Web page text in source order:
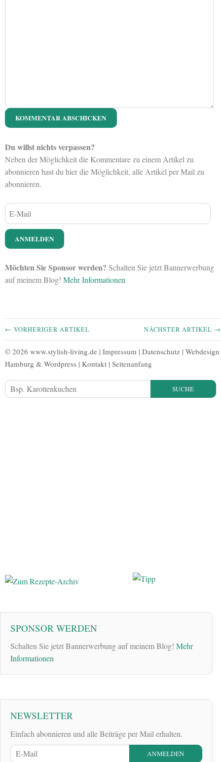
Du willst nichts verpassen?
Neben der Möglichkeit die Kommentare zu einem Artikel zu
abonnieren hast du hier die Möglichkeit, alle Artikel per Mail zu
abonnieren.
Möchten Sie Sponsor werden? Schalten Sie jetzt Bannerwerbung
auf meinem Blog! Mehr Informationen
← VORHERIGER ARTIKEL NÄCHSTER ARTIKEL →
© 2026 www.stylish-living.de | Impressum | Datenschutz | Webdesign
Hamburg & Wordpress | Kontakt | Seitenanfang
SUCHE
SPONSOR WERDEN
Schalten Sie jetzt Bannerwerbung auf meinem Blog! Mehr
Informationen
NEWSLETTER
Einfach abonnieren und alle Beiträge per Mail erhalten.